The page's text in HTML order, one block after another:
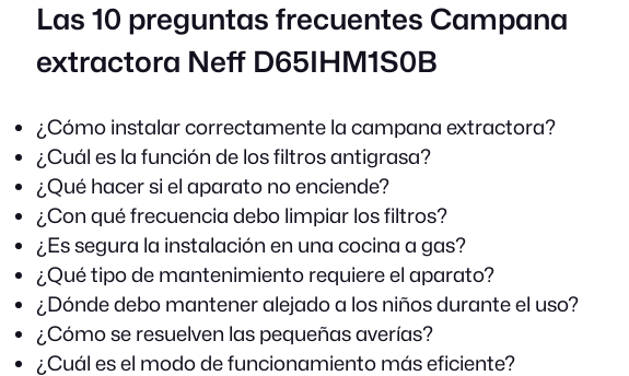
Las 10 preguntas frecuentes Campana
extractora Neff D65IHM1S0B
¿Cómo instalar correctamente la campana extractora?
¿Cuál es la función de los filtros antigrasa?
¿Qué hacer si el aparato no enciende?
¿Con qué frecuencia debo limpiar los filtros?
¿Es segura la instalación en una cocina a gas?
¿Qué tipo de mantenimiento requiere el aparato?
¿Dónde debo mantener alejado a los niños durante el uso?
¿Cómo se resuelven las pequeñas averías?
¿Cuál es el modo de funcionamiento más eficiente?